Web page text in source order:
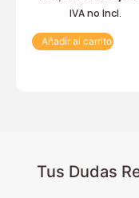
IVA no Incl.
Añadir al carrito
Tus Dudas